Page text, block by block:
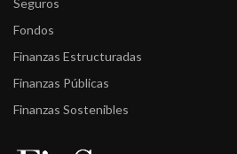
Seguros
Fondos
Finanzas Estructuradas
Finanzas Públicas
Finanzas Sostenibles